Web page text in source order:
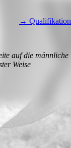
→ Qualifikation
auf die männliche
Weise